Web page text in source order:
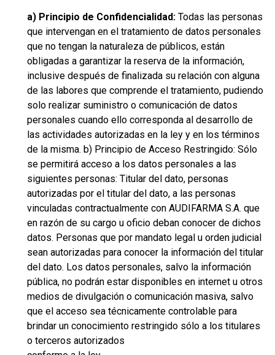
a) Principio de Confidencialidad: Todas las personas
que intervengan en el tratamiento de datos personales
que no tengan la naturaleza de públicos, están
obligadas a garantizar la reserva de la información,
inclusive después de finalizada su relación con alguna
de las labores que comprende el tratamiento, pudiendo
solo realizar suministro o comunicación de datos
personales cuando ello corresponda al desarrollo de
las actividades autorizadas en la ley y en los términos
de la misma. b) Principio de Acceso Restringido: Sólo
se permitirá acceso a los datos personales a las
siguientes personas: Titular del dato, personas
autorizadas por el titular del dato, a las personas
vinculadas contractualmente con AUDIFARMA S.A. que
en razón de su cargo u oficio deban conocer de dichos
datos. Personas que por mandato legal u orden judicial
sean autorizadas para conocer la información del titular
del dato. Los datos personales, salvo la información
pública, no podrán estar disponibles en internet u otros
medios de divulgación o comunicación masiva, salvo
que el acceso sea técnicamente controlable para
brindar un conocimiento restringido sólo a los titulares
o terceros autorizados